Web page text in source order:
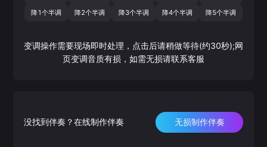
降1个半调 降2个半调 降3个半调 降4个半调 降5个半调
变调操作需要现场即时处理，点击后请稍做等待(约30秒);网
页变调音质有损，如需无损请联系客服
没找到伴奏？在线制作伴奏 无损制作伴奏